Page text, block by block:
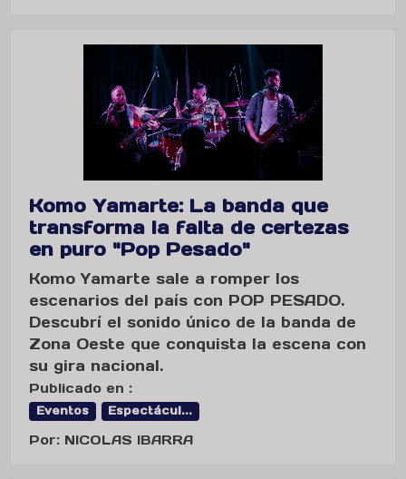
Komo Yamarte: La banda que
transforma la falta de certezas
en puro "Pop Pesado"
Komo Yamarte sale a romper los
escenarios del país con POP PESADO.
Descubrí el sonido único de la banda de
Zona Oeste que conquista la escena con
su gira nacional.
Publicado en :
Eventos Espectácul...
Por: NICOLAS IBARRA